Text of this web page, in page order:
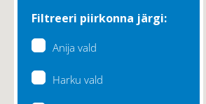
Filtreeri piirkonna järgi:
Anija vald
Harku vald